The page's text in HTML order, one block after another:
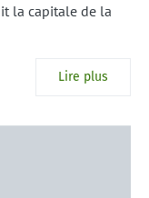
la capitale de la
Lire plus